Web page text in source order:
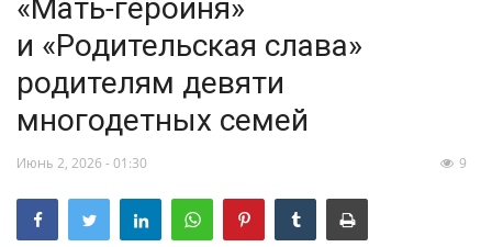
МИР
ЭКОНОМИКА
СПОРТ
КУЛЬТУРА
«Мать-героиня»
и «Родительская слава»
родителям девяти
многодетных семей
Июнь 2, 2026 - 01:30 9